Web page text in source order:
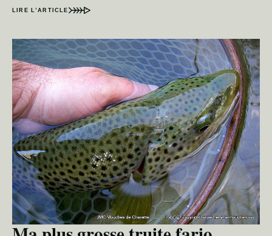
LIRE L’ARTICLE